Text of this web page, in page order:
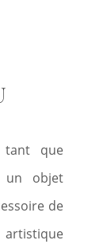
que
un objet
de